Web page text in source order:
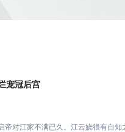
宠冠后宫
帝对江家不满已久。江云娆很有自